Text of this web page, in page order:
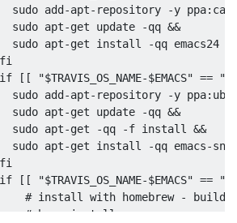
sudo add
-apt- repository -y ppa:
sudo apt
-get update -qq &&
sudo apt
-get install -qq emacs24
fi
if [[ "$TRAVIS_OS_NAME-$EMACS" ==
sudo add
-apt- repository -y ppa:
sudo apt
-get update -qq &&
sudo apt
-get -qq -f install &&
sudo apt
-get install -qq emacs-
fi
if [[ "$TRAVIS_OS_NAME-$EMACS" ==
# install with homebrew - builds
# brew install emacs ;